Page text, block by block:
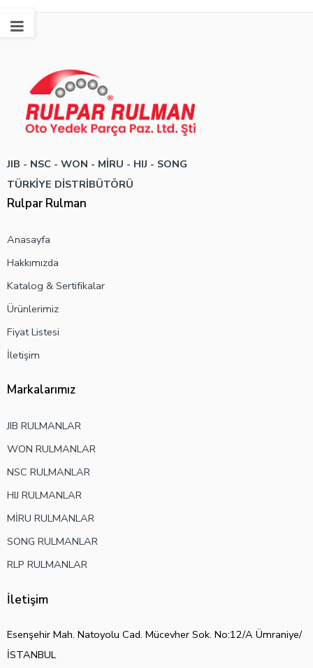
JIB - NSC - WON - MİRU - HIJ - SONG
TÜRKİYE DİSTRİBÜTÖRÜ
Rulpar Rulman
Anasayfa
Hakkımızda
Katalog & Sertifikalar
Ürünlerimiz
Fiyat Listesi
İletişim
Markalarımız
JIB RULMANLAR
WON RULMANLAR
NSC RULMANLAR
HIJ RULMANLAR
MİRU RULMANLAR
SONG RULMANLAR
RLP RULMANLAR
İletişim
Esenşehir Mah. Natoyolu Cad. Mücevher Sok. No:12/A Ümraniye/
İSTANBUL